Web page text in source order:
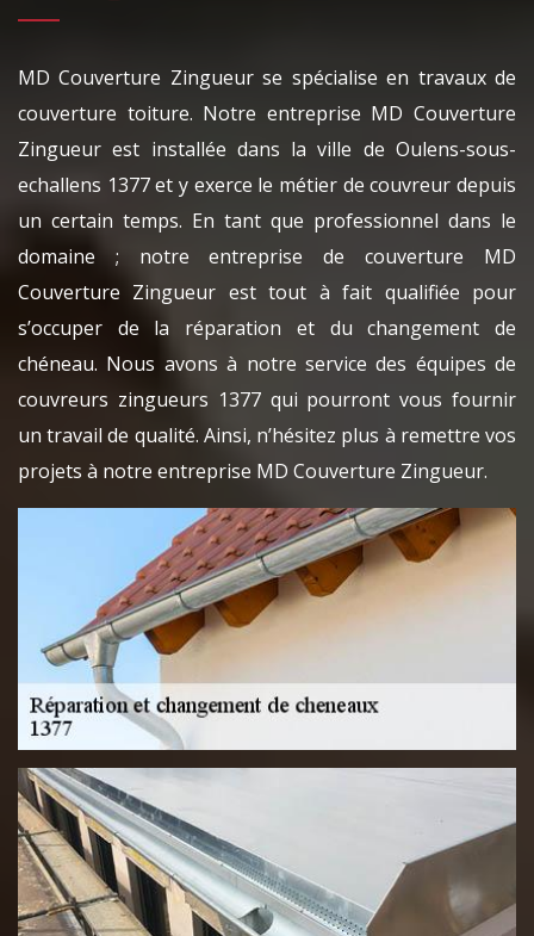
MD Couverture Zingueur se spécialise en travaux de
couverture toiture. Notre entreprise MD Couverture
Zingueur est installée dans la ville de Oulens-sous-
echallens 1377 et y exerce le métier de couvreur depuis
un certain temps. En tant que professionnel dans le
domaine ; notre entreprise de couverture MD
Couverture Zingueur est tout à fait qualifiée pour
s’occuper de la réparation et du changement de
chéneau. Nous avons à notre service des équipes de
couvreurs zingueurs 1377 qui pourront vous fournir
un travail de qualité. Ainsi, n’hésitez plus à remettre vos
projets à notre entreprise MD Couverture Zingueur.